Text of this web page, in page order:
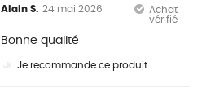
Alain S. 24 mai 2026
Achat
vérifié
Bonne qualité
Je recommande ce produit